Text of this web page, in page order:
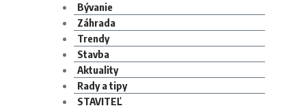
Bývanie
Záhrada
Trendy
Stavba
Aktuality
Rady a tipy
STAVITEĽ